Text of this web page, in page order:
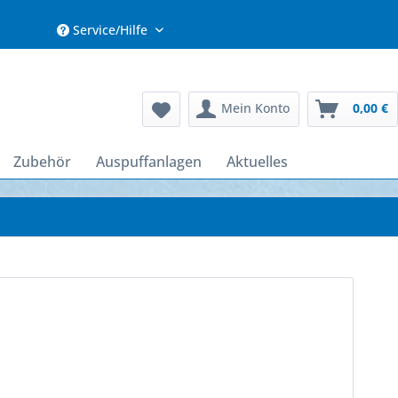
Service/Hilfe
Mein Konto 0,00 €
Zubehör Auspuffanlagen Aktuelles